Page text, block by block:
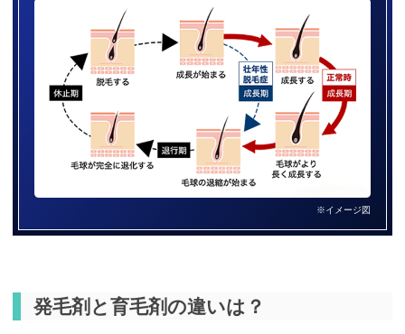
※イメージ図
発毛剤と育毛剤の違いは？